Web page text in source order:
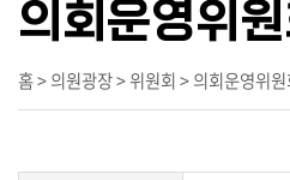
개
의
원
장
홈 > 의원광장 > 위원회 > 의회운영위
의회운영위원